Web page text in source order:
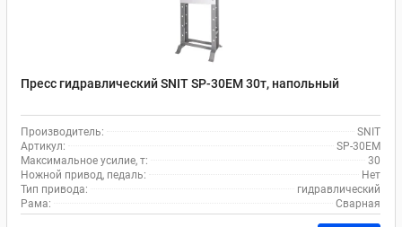
Пресс гидравлический SNIT SP-30EM 30т, напольный
Производитель:
SNIT
Артикул:
SP-30EM
Максимальное усилие, т:
30
Ножной привод, педаль:
Нет
Тип привода:
гидравлический
Рама:
Сварная